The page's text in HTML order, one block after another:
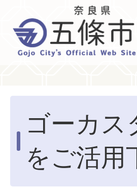
ゴーカス
をご活用